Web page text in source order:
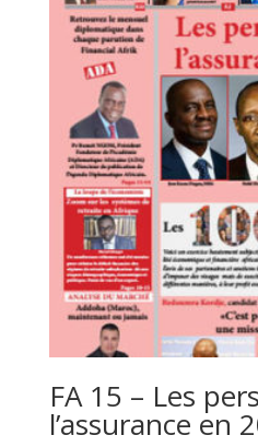
FA 15 – Les
l’assurance en